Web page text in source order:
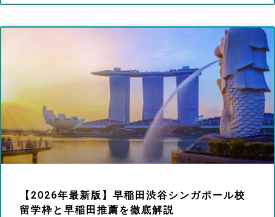
【2026年最新版】早稲田渋谷シンガポール校
留学枠と早稲田推薦を徹底解説